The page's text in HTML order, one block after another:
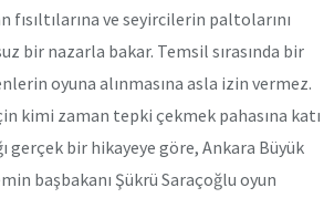
fısıltılarına ve seyircilerin paltolarını
bir nazarla bakar. Temsil sırasında bir
oyuna alınmasına asla izin vermez.
kimi zaman tepki çekmek pahasına katı
gerçek bir hikayeye göre, Ankara Büyük
başbakanı Şükrü Saraçoğlu oyun